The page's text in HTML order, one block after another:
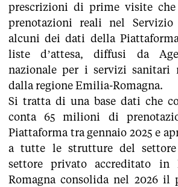
prescrizioni di prime visite
prenotazioni reali nel Servizio
alcuni dei dati della
liste d’attesa, diffusi da
nazionale per i servizi sanitari
dalla regione Emilia-Romagna.
Si tratta di una base dati che
conta 65 milioni di
Piattaforma tra gennaio 2025 e
a tutte le strutture del
settore privato accreditato in
Romagna consolida nel 2026 il